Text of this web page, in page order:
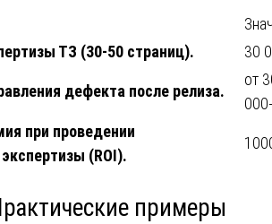
ТЗ (30-50 страниц).
30
дефекта после релиза.
от
при проведении
(ROI).
примеры